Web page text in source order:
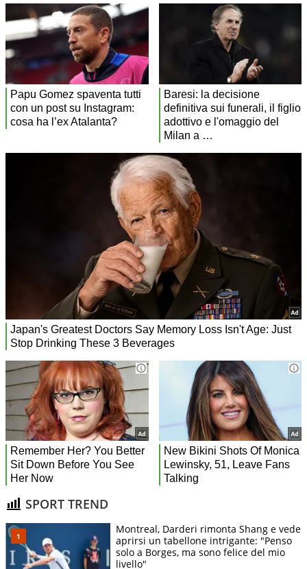
SPORT TREND
Montreal, Darderi rimonta Shang e vede
aprirsi un tabellone intrigante: "Penso
solo a Borges, ma sono felice del mio
livello"